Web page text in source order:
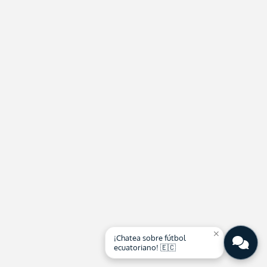
close
¡Chatea sobre fútbol
ecuatoriano! 🇪🇨